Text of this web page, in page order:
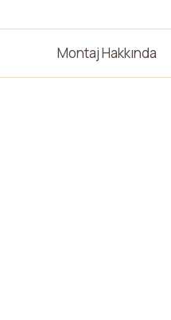
Montaj Hakkında